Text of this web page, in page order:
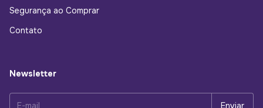
Segurança ao Comprar
Contato
Newsletter